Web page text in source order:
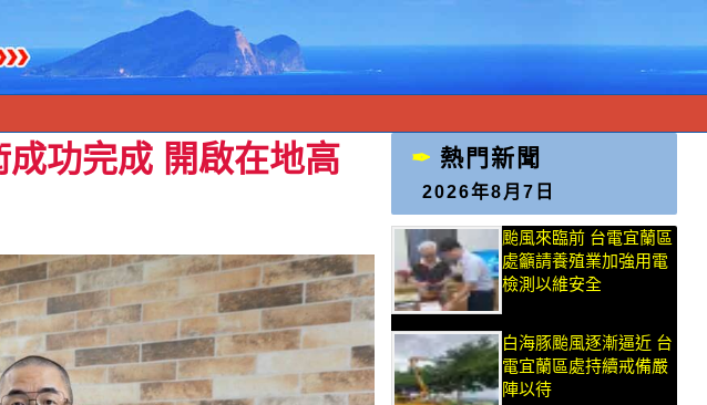
功完成 開啟在地高
熱門新聞
2026年8月7日
颱風來臨前 台電宜蘭區
處籲請養殖業加強用電
檢測以維安全
白海豚颱風逐漸逼近 台
電宜蘭區處持續戒備嚴
陣以待